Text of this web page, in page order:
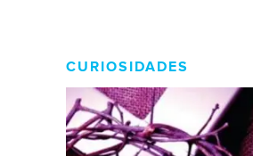
CURIOSIDADES